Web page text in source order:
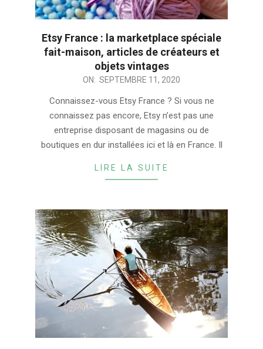
Etsy France : la marketplace spéciale
fait-maison, articles de créateurs et
objets vintages
ON: SEPTEMBRE 11, 2020
Connaissez-vous Etsy France ? Si vous ne
connaissez pas encore, Etsy n’est pas une
entreprise disposant de magasins ou de
boutiques en dur installées ici et là en France. Il
LIRE LA SUITE